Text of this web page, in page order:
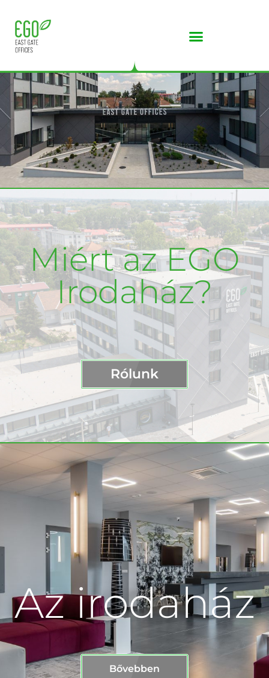
Miért az EGO
Irodaház?
Rólunk
Az irodaház
Bővebben